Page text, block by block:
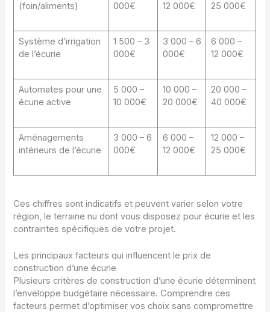
(foin/aliments)
000€
12 000€
25 000€
Système d’irrigation
de l’écurie
1 500 – 3
000€
3 000 – 6
000€
6 000 –
12 000€
Automates pour une
écurie active
5 000 –
10 000€
10 000 –
20 000€
20 000 –
40 000€
Aménagements
intérieurs de l’écurie
3 000 – 6
000€
6 000 –
12 000€
12 000 –
25 000€
Ces chiffres sont indicatifs et peuvent varier selon votre
région, le terraine nu dont vous disposez pour écurie et les
contraintes spécifiques de votre projet.
Les principaux facteurs qui influencent le prix de
construction d’une écurie
Plusieurs critères de construction d’une écurie déterminent
l’enveloppe budgétaire nécessaire. Comprendre ces
facteurs permet d’optimiser vos choix sans compromettre